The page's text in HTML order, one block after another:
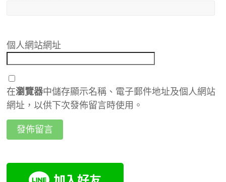
個人網站網址
在瀏覽器中儲存顯示名稱、電子郵件地址及個人網站
網址，以供下次發佈留言時使用。